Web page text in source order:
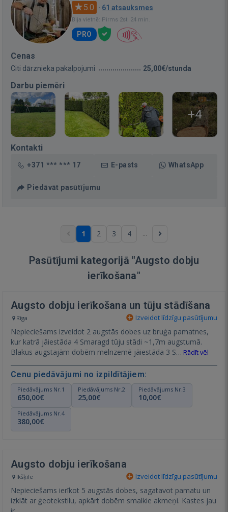
5.0 · 61 atsauksmes
Bija vietnē: Pirms 2st. 24 min.
PRO
Cenas
Citi dārznieka pakalpojumi 25,00€/stunda
Darbu piemēri
+4
Kontakti
+371 *** *** 17 E-pasts WhatsApp
Piedāvāt pasūtījumu
1 2 3 4 ...
Pasūtījumi kategorijā "Augsto dobju
ierīkošana"
Augsto dobju ierīkošana un tūju stādīšana
Rīga Izveidot līdzīgu pasūtījumu
Nepieciešams izveidot 2 augstās dobes uz bruģa pamatnes,
kur katrā jāiestāda 4 Smaragd tūju stādi ~1,7m augstumā.
Blakus augstajām dobēm melnzemē jāiestāda 3 S… Rādīt vēl
Cenu piedāvājumi no izpildītājiem:
Piedāvājums Nr.1
650,00€
Piedāvājums Nr.2
25,00€
Piedāvājums Nr.3
10,00€
Piedāvājums Nr.4
380,00€
Augsto dobju ierīkošana
Ikšķile Izveidot līdzīgu pasūtījumu
Nepieciešams ierīkot 5 augstās dobes, sagatavot pamatu un
izklāt ar ģeotekstilu, apkārt dobēm smalkie akmeņi. Kastes jau